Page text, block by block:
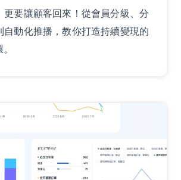
更要讓顧客回來！從會員分級、分
自動化推播，教你打造持續變現的